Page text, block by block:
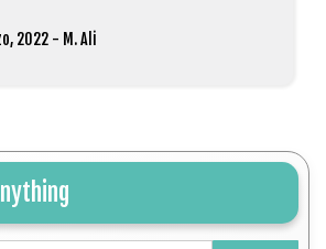
2022 - M. Ali